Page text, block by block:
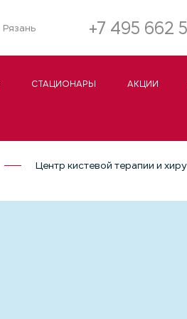
Рязань +7 495 662
СТАЦИОНАРЫ АКЦИИ
Центр кистевой терапии и